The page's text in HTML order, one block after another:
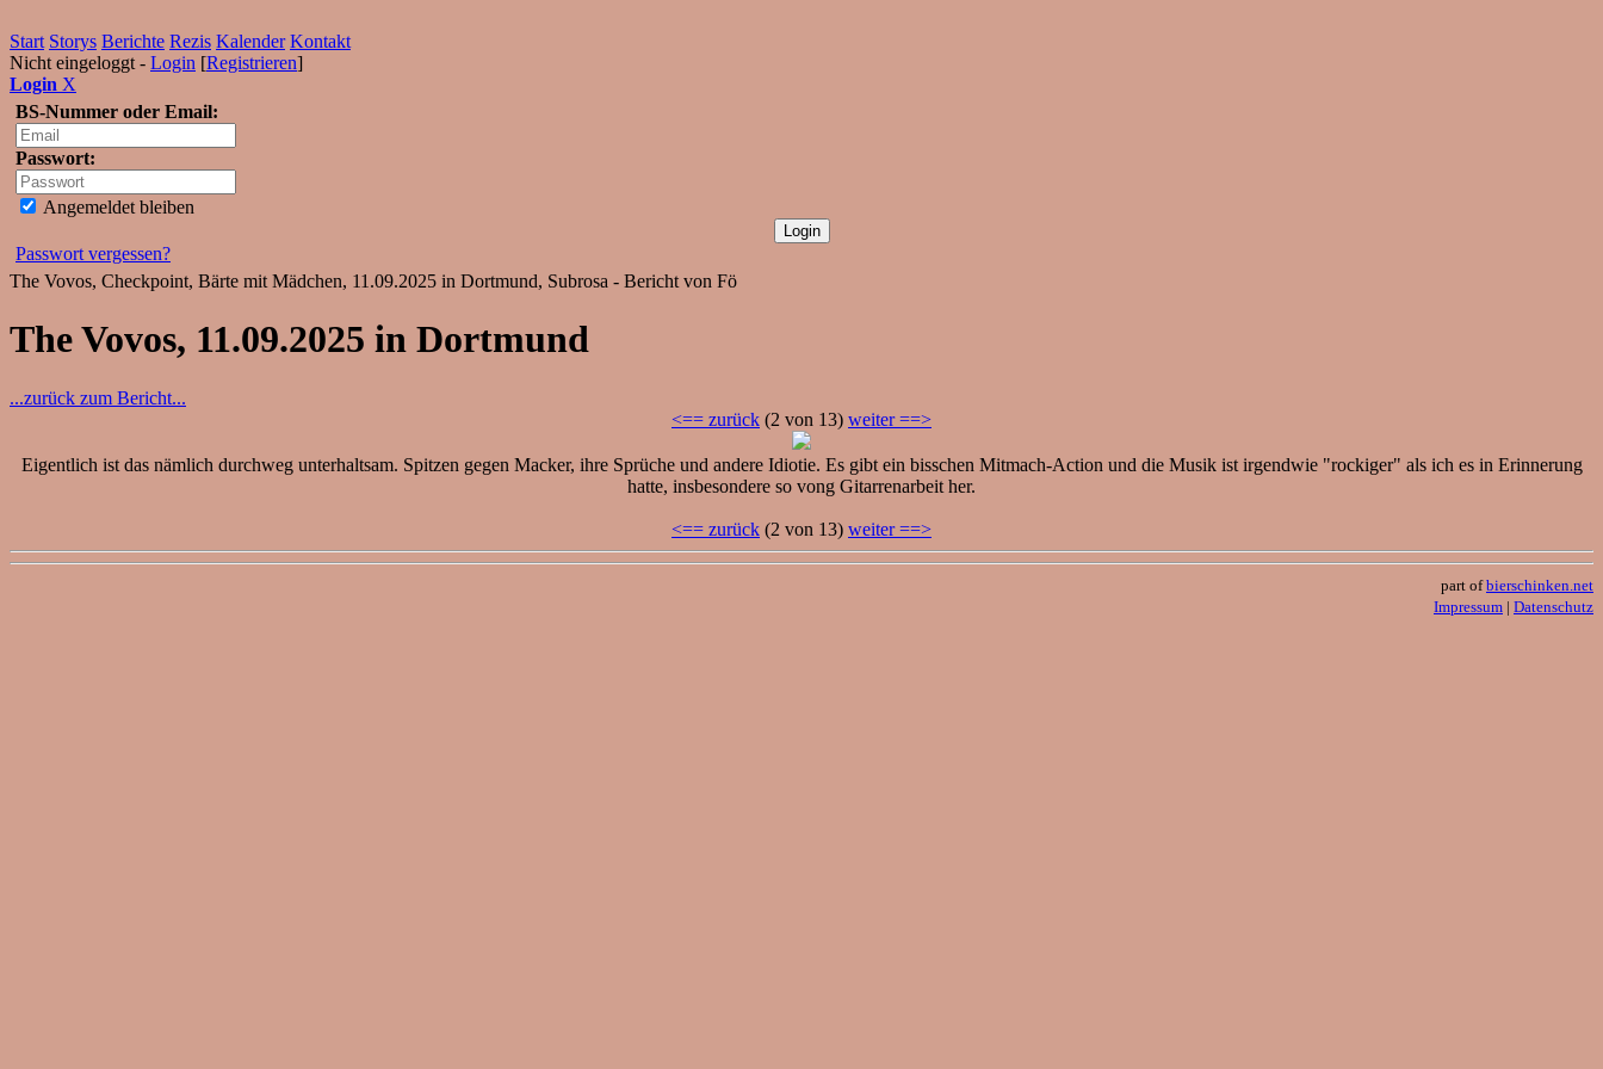
Start Storys Berichte Rezis Kalender Kontakt
Nicht eingeloggt - Login [Registrieren]
Login X
BS-Nummer oder Email:
Passwort:
Angemeldet bleiben
Passwort vergessen?
The Vovos, Checkpoint, Bärte mit Mädchen, 11.09.2025 in Dortmund, Subrosa - Bericht von Fö
The Vovos, 11.09.2025 in Dortmund
...zurück zum Bericht...
<== zurück (2 von 13) weiter ==>
Eigentlich ist das nämlich durchweg unterhaltsam. Spitzen gegen Macker, ihre Sprüche und andere Idiotie. Es gibt ein bisschen Mitmach-Action und die Musik ist irgendwie "rockiger" als ich es in Erinnerung
hatte, insbesondere so vong Gitarrenarbeit her.
<== zurück (2 von 13) weiter ==>
part ofbierschinken.net
Impressum | Datenschutz